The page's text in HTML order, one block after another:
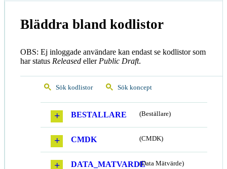
Bläddra bland kodlistor
OBS: Ej inloggade användare kan endast se kodlistor som
har status Released eller Public Draft.
Sök kodlistor Sök koncept
BESTALLARE (Beställare)
CMDK (CMDK)
DATA_MATVARDE(Data Mätvärde)